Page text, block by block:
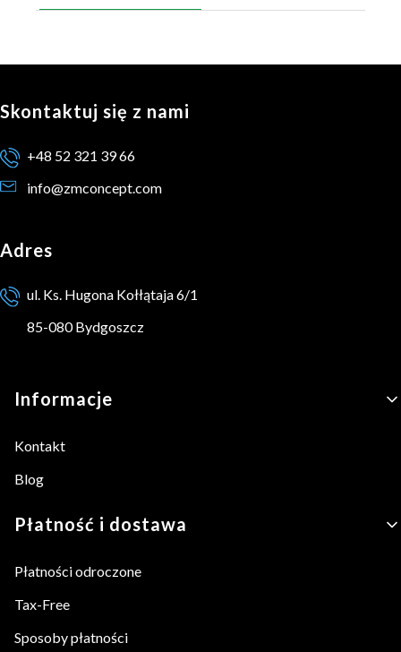
Skontaktuj się z nami
+48 52 321 39 66
info@zmconcept.com
Adres
ul. Ks. Hugona Kołłątaja 6/1
85-080 Bydgoszcz
Linki w stopce
Informacje
Kontakt
Blog
Płatność i dostawa
Płatności odroczone
Tax-Free
Sposoby płatności